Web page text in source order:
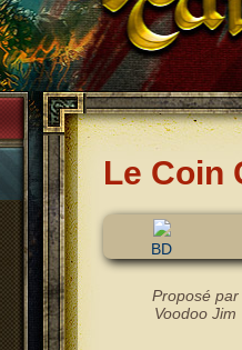
Le Coin
BD
Proposé par
Voodoo Jim